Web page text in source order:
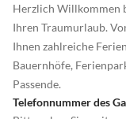
Herzlich Willkommen
Ihren Traumurlaub.
Ihnen zahlreiche
Bauernhöfe,
Passende.
Telefonnummer des